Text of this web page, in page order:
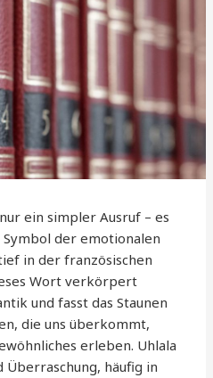
ein simpler Ausruf – es
der emotionalen
in der französischen
Wort verkörpert
und fasst das Staunen
die uns überkommt,
erleben. Uhlala
häufig in